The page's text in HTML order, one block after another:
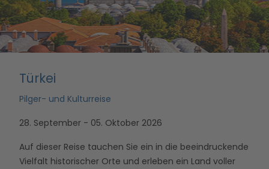
Türkei
Pilger- und Kulturreise
28. September - 05. Oktober 2026
Auf dieser Reise tauchen Sie ein in die beeindruckende
Vielfalt historischer Orte und erleben ein Land voller